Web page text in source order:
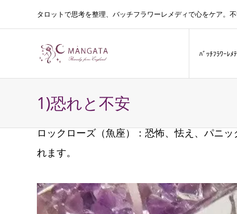
タロットで思考を整理、バッチフラワーレメディで心をケア。
ﾊﾞｯﾁﾌﾗﾜｰﾚﾒ
1)恐れと不安
ロックローズ（魚座）：恐怖、怯え、パニ
れます。